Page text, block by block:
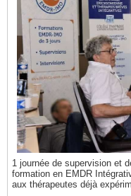
1 journée de supervision et
formation en EMDR
aux thérapeutes déjà